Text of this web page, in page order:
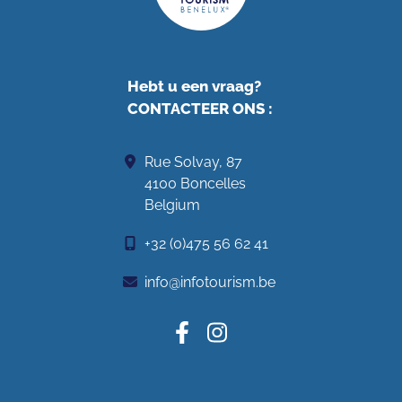
Hebt u een vraag?
CONTACTEER ONS:
Rue Solvay, 87
4100 Boncelles
Belgium
+32 (0)475 56 62 41
info@infotourism.be